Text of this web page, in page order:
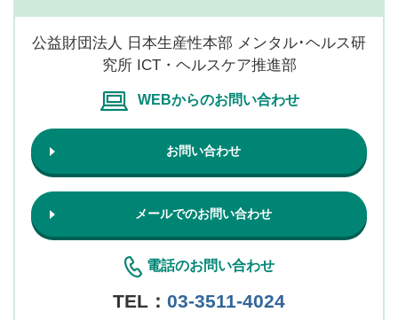
公益財団法人 日本生産性本部 メンタル･ヘルス研
究所 ICT・ヘルスケア推進部
WEBからのお問い合わせ
お問い合わせ
メールでのお問い合わせ
電話のお問い合わせ
TEL： 03-3511-4024